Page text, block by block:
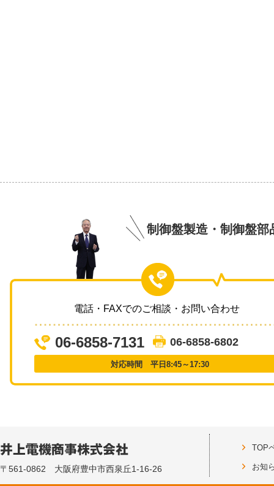
制御盤製造・制御盤
電話・FAXでのご相談・お問い合わせ
06-6858-7131 06-6858-6802
対応時間 平日8:45～17:30
〒561-0862 大阪府豊中市西泉丘1-16-26
TOP
お知